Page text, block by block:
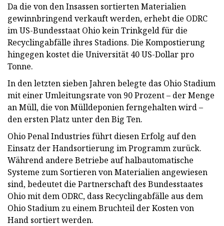
Da die von den Insassen sortierten Materialien
gewinnbringend verkauft werden, erhebt die ODRC
im US-Bundesstaat Ohio kein Trinkgeld für die
Recyclingabfälle ihres Stadions. Die Kompostierung
hingegen kostet die Universität 40 US-Dollar pro
Tonne.
In den letzten sieben Jahren belegte das Ohio Stadium
mit einer Umleitungsrate von 90 Prozent – ​​der Menge
an Müll, die von Mülldeponien ferngehalten wird –
den ersten Platz unter den Big Ten.
Ohio Penal Industries führt diesen Erfolg auf den
Einsatz der Handsortierung im Programm zurück.
Während andere Betriebe auf halbautomatische
Systeme zum Sortieren von Materialien angewiesen
sind, bedeutet die Partnerschaft des Bundesstaates
Ohio mit dem ODRC, dass Recyclingabfälle aus dem
Ohio Stadium zu einem Bruchteil der Kosten von
Hand sortiert werden.